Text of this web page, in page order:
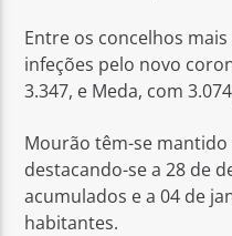
Entre os concelhos
infeções pelo novo
3.347, e Meda, com
Mourão têm-se
destacando-se a 28 de
acumulados e a 04 de
habitantes.